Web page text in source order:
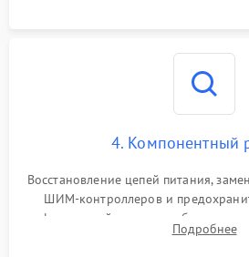
4. Компонентный
Восстановление цепей питания,
ШИМ-контроллеров и
инфракрасной станции реболлинг
чипа и дефектной памяти
Подробнее